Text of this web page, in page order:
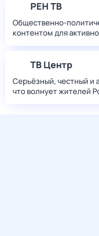
РЕН ТВ
Общественно-
контентом для
ТВ Центр
Серьёзный, честный и
что волнует жителей